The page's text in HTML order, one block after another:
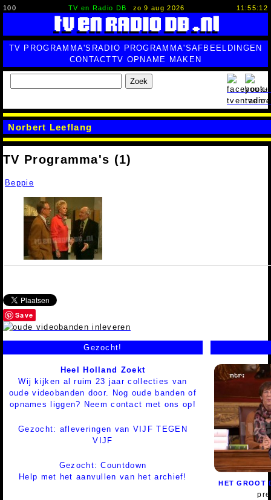
100 TV en Radio DB zo 9 aug 2026 11:55:13
TV PROGRAMMA'S RADIO PROGRAMMA'SAFBEELDINGEN
CONTACTTV OPNAME MAKEN
Zoek
Norbert Leeflang
TV Programma's (1)
Beppie
Save
Gezocht!
Heel Holland Zoekt
Wij kijken al ruim 23 jaar collecties van
oude videobanden door. Nog oude banden of
opnames liggen? Neem contact met ons op!
Gezocht: afleveringen van VIJF TEGEN
VIJF
Gezocht: Countdown
Help met het aanvullen van het archief!
HET GROOT